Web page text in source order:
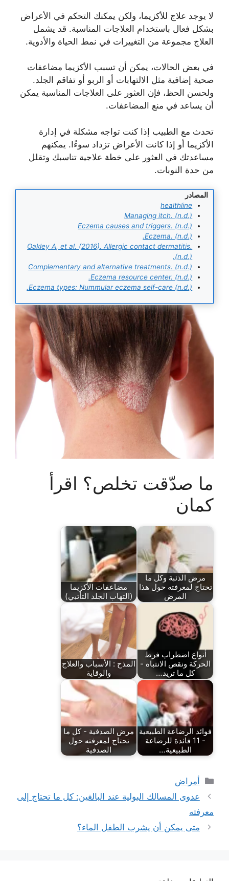
لا يوجد علاج للأكزيما، ولكن يمكنك التحكم في الأعراض
بشكل فعال باستخدام العلاجات المناسبة. قد يشمل
العلاج مجموعة من التغييرات في نمط الحياة والأدوية.
في بعض الحالات، يمكن أن تسبب الأكزيما مضاعفات
صحية إضافية مثل الالتهابات أو الربو أو تفاقم الجلد.
ولحسن الحظ، فإن العثور على العلاجات المناسبة يمكن
أن يساعد في منع المضاعفات.
تحدث مع الطبيب إذا كنت تواجه مشكلة في إدارة
الأكزيما أو إذا كانت الأعراض تزداد سوءًا. يمكنهم
مساعدتك في العثور على خطة علاجية تناسبك وتقلل
من حدة النوبات.
المصادر
healthline
Managing itch. (n.d.)
Eczema causes and triggers. (n.d.)
Eczema. (n.d.).
Oakley A, et al. (2016). Allergic contact dermatitis.
(n.d.).
Complementary and alternative treatments. (n.d.)
Eczema resource center. (n.d.).
Eczema types: Nummular eczema self-care (n.d.).
ما صدّقت تخلص؟ اقرأ
كمان
مرض الذئبة وكل ما
تحتاج لمعرفته حول هذا
المرض
مضاعفات الأكزيما
(التهاب الجلد التأتبي)
أنواع اضطراب فرط
الحركة ونقص الانتباه -
كل ما تريد…
المذح : الأسباب والعلاج
والوقاية
فوائد الرضاعة الطبيعية
- 11 فائدة للرضاعة
الطبيعية…
مرض الصدفية - كل ما
تحتاج لمعرفته حول
الصدفية
التصنيفات
أمراض
عدوى المسالك البولية عند البالغين: كل ما تحتاج إلى
معرفته
متى يمكن أن يشرب الطفل الماء؟